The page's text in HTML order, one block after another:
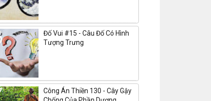
Đố Vui #15 - Câu Đố Có Hình
Tượng Trưng
Công Án Thiền 130 - Cây Gậy